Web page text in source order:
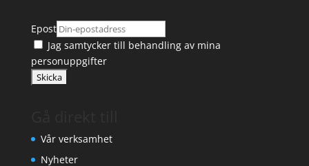
Epost
Jag samtycker till behandling av mina
personuppgifter
Vår verksamhet
Nyheter